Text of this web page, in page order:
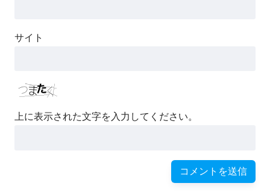
サイト
上に表示された文字を入力してください。